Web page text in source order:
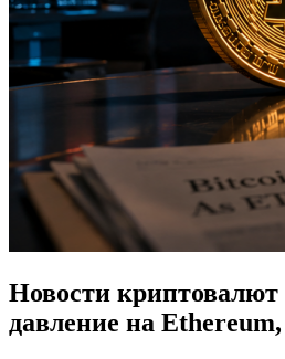
Новости криптовалют
давление на